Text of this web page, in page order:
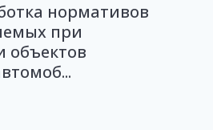
нормативов
при
объектов